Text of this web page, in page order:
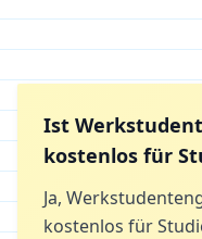
Ist
kostenlos für
Ja,
kostenlos für